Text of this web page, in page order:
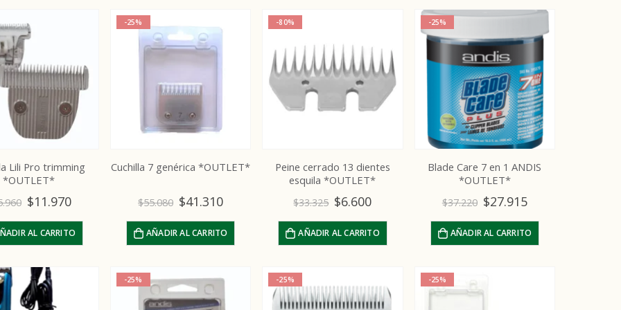
Lili Pro trimming
*OUTLET*
$11.970
AL CARRITO
-25%
Cuchilla 7 genérica *OUTLET*
$55.080 $41.310
AÑADIR AL CARRITO
-80%
Peine cerrado 13 dientes
esquila *OUTLET*
$33.325 $6.600
AÑADIR AL CARRITO
-25%
Blade Care 7 en 1 ANDIS
*OUTLET*
$37.220 $27.915
AÑADIR AL CARRITO
-25% -25% -25%
0out of 5
$32.880
Sharp Kit para cuchillas de esquila
0 out of 5
$32.880